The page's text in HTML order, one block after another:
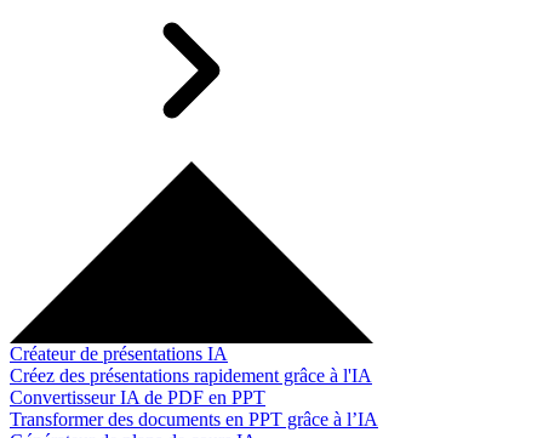
Créateur de présentations IA
Créez des présentations rapidement grâce à l'IA
Convertisseur IA de PDF en PPT
Transformer des documents en PPT grâce à l’IA